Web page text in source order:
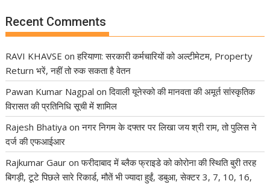
Recent Comments
RAVI KHAVSE onहरियाणा: सरकारी कर्मचारियों को अल्टीमेटम, Property
Return भरें, नहीं तो रुक सकता है वेतन
Pawan Kumar Nagpal onदिवाली यूनेस्को की मानवता की अमूर्त सांस्कृतिक
विरासत की प्रतिनिधि सूची में शामिल
Rajesh Bhatiya onनगर निगम के दफ्तर पर लिखा जय श्री राम, तो पुलिस ने
दर्ज की एफआईआर
Rajkumar Gaur onफरीदाबाद में ब्लैक फ्राइडे को कोरोना की स्थिति बुरी तरह
बिगड़ी, टूटे पिछले सारे रिकार्ड, मौतें भी ज्यादा हुईं, डबुआ, सेक्टर 3, 7, 10, 16,